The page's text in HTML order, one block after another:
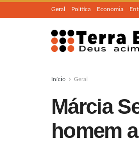
Geral Política Economia
Início Geral
Márcia
homem